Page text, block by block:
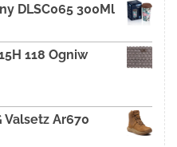
DLSC065 300Ml
118 Ogniw
Valsetz Ar670